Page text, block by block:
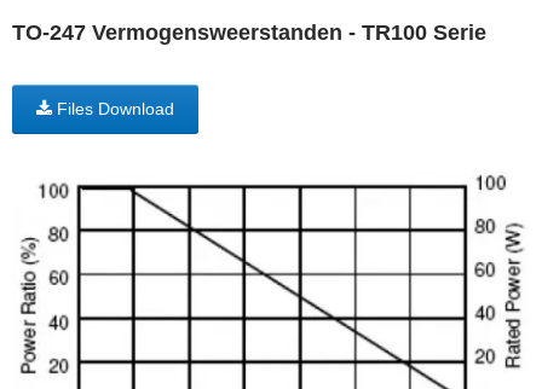
TO-247 Vermogensweerstanden - TR100 Serie
Files Download